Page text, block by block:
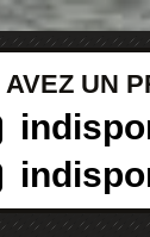
UN